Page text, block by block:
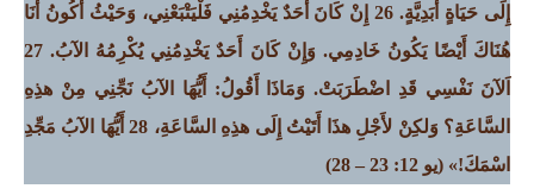
إِلَى حَيَاةٍ أَبَدِيَّةٍ. 26 إِنْ كَانَ أَحَدٌ يَخْدِمُنِي فَلْيَتْبَعْنِي، وَحَيْثُ أَكُونُ أَنَا
هُنَاكَ أَيْضًا يَكُونُ خَادِمِي. وَإِنْ كَانَ أَحَدٌ يَخْدِمُنِي يُكْرِمُهُ الآبُ. 27
اَلآنَ نَفْسِي قَدِ اضْطَرَبَتْ. وَمَاذَا أَقُولُ: أَيُّهَا الآبُ نَجِّنِي مِنْ هذِهِ
السَّاعَةِ؟ وَلكِنْ لأَجْلِ هذَا أَتَيْتُ إِلَى هذِهِ السَّاعَةِ، 28 أَيُّهَا الآبُ مَجِّدِ
اسْمَكَ!» (يو 12: 23 – 28)